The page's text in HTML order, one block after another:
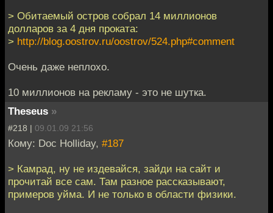
> Обитаемый остров собрал 14 миллионов
долларов за 4 дня проката:
> http://blog.oostrov.ru/oostrov/524.php#comment
Очень даже неплохо.
10 миллионов на рекламу - это не шутка.
Theseus »
#218 | 09.01.09 21:56
Кому: Doc Holliday, #187
> Камрад, ну не издевайся, зайди на сайт и
прочитай все сам. Там разное рассказывают,
примеров уйма. И не только в области физики.